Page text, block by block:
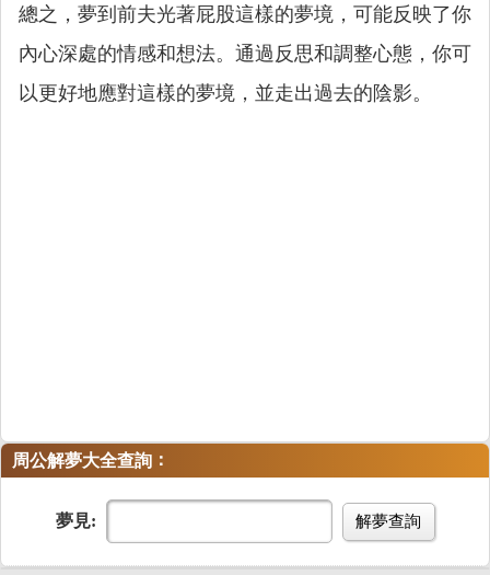
總之，夢到前夫光著屁股這樣的夢境，可能反映了你
內心深處的情感和想法。通過反思和調整心態，你可
以更好地應對這樣的夢境，並走出過去的陰影。
周公解夢大全查詢 ：
夢見: 解夢查詢